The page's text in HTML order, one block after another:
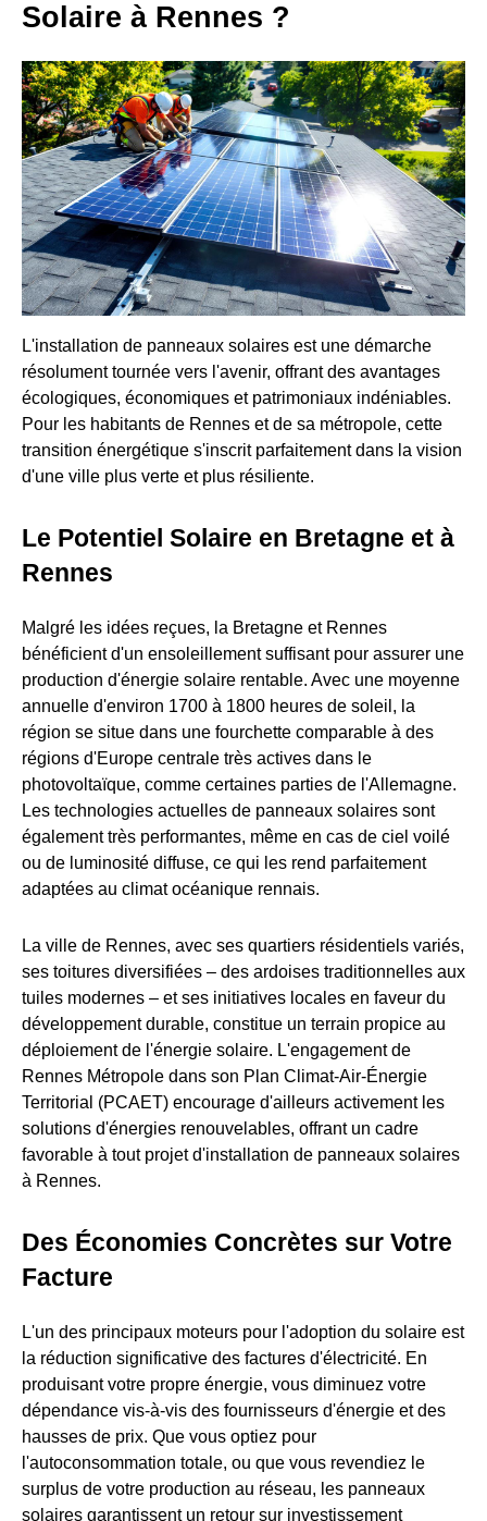
Solaire à Rennes ?
L'installation de panneaux solaires est une démarche
résolument tournée vers l'avenir, offrant des avantages
écologiques, économiques et patrimoniaux indéniables.
Pour les habitants de Rennes et de sa métropole, cette
transition énergétique s'inscrit parfaitement dans la vision
d'une ville plus verte et plus résiliente.
Le Potentiel Solaire en Bretagne et à
Rennes
Malgré les idées reçues, la Bretagne et Rennes
bénéficient d'un ensoleillement suffisant pour assurer une
production d'énergie solaire rentable. Avec une moyenne
annuelle d'environ 1700 à 1800 heures de soleil, la
région se situe dans une fourchette comparable à des
régions d'Europe centrale très actives dans le
photovoltaïque, comme certaines parties de l'Allemagne.
Les technologies actuelles de panneaux solaires sont
également très performantes, même en cas de ciel voilé
ou de luminosité diffuse, ce qui les rend parfaitement
adaptées au climat océanique rennais.
La ville de Rennes, avec ses quartiers résidentiels variés,
ses toitures diversifiées – des ardoises traditionnelles aux
tuiles modernes – et ses initiatives locales en faveur du
développement durable, constitue un terrain propice au
déploiement de l'énergie solaire. L'engagement de
Rennes Métropole dans son Plan Climat-Air-Énergie
Territorial (PCAET) encourage d'ailleurs activement les
solutions d'énergies renouvelables, offrant un cadre
favorable à tout projet d'installation de panneaux solaires
à Rennes.
Des Économies Concrètes sur Votre
Facture
L'un des principaux moteurs pour l'adoption du solaire est
la réduction significative des factures d'électricité. En
produisant votre propre énergie, vous diminuez votre
dépendance vis-à-vis des fournisseurs d'énergie et des
hausses de prix. Que vous optiez pour
l'autoconsommation totale, ou que vous revendiez le
surplus de votre production au réseau, les panneaux
solaires garantissent un retour sur investissement